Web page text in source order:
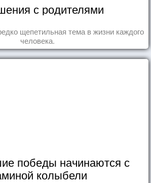
с родителями
щепетильная тема в жизни каждого
человека.
победы начинаются с
колыбели